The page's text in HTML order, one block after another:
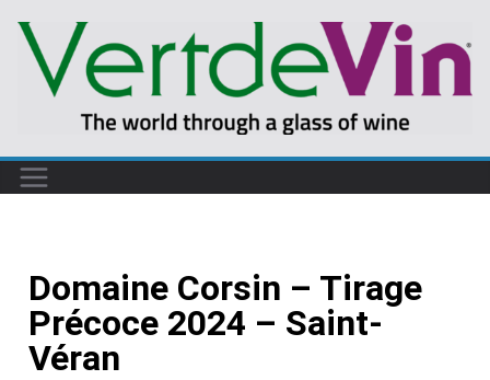
Domaine Corsin – Tirage
Précoce 2024 – Saint-
Véran